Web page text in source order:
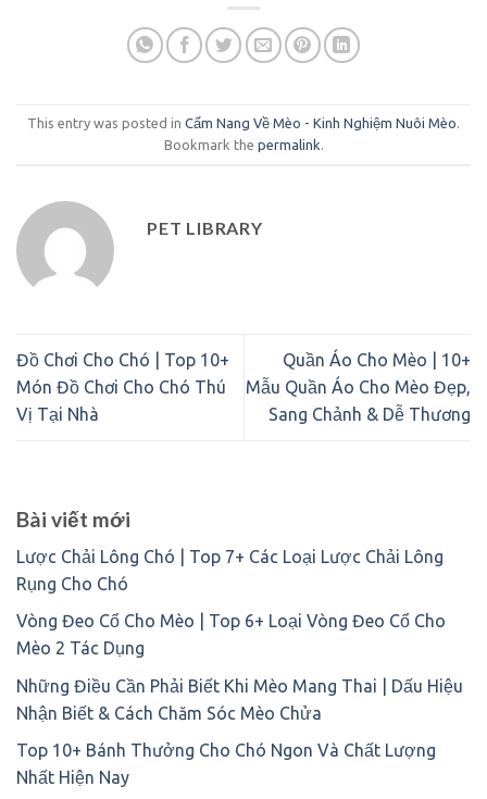
This entry was posted in Cẩm Nang Về Mèo - Kinh Nghiệm Nuôi Mèo.
Bookmark the permalink.
PET LIBRARY
Đồ Chơi Cho Chó | Top 10+
Món Đồ Chơi Cho Chó Thú
Vị Tại Nhà
Quần Áo Cho Mèo | 10+
Mẫu Quần Áo Cho Mèo Đẹp,
Sang Chảnh & Dễ Thương
Bài viết mới
Lược Chải Lông Chó | Top 7+ Các Loại Lược Chải Lông
Rụng Cho Chó
Vòng Đeo Cổ Cho Mèo | Top 6+ Loại Vòng Đeo Cổ Cho
Mèo 2 Tác Dụng
Những Điều Cần Phải Biết Khi Mèo Mang Thai | Dấu Hiệu
Nhận Biết & Cách Chăm Sóc Mèo Chửa
Top 10+ Bánh Thưởng Cho Chó Ngon Và Chất Lượng
Nhất Hiện Nay